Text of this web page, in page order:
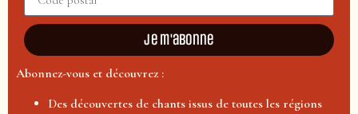
Je m'abonne
Abonnez-vous et découvrez :
Des découvertes de chants issus de toutes les régions